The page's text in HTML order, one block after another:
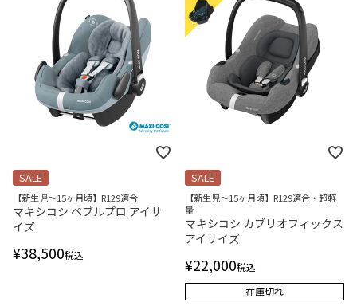
SALE
【新生児～15ヶ月頃】R129適合
マキシコシ ペブルプロ アイサ
イズ
¥38,500税込
SALE
【新生児～15ヶ月頃】R129適合・超軽
量
マキシコシ カブリオフィックス
アイサイズ
¥22,000税込
在庫切れ